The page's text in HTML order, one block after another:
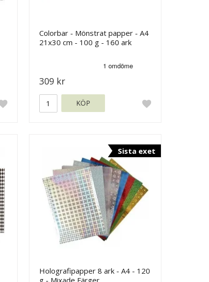
Colorbar - Mönstrat papper - A4
21x30 cm - 100 g - 160 ark
309 kr
KÖP
Sista exet
Holografipapper 8 ark - A4 - 120